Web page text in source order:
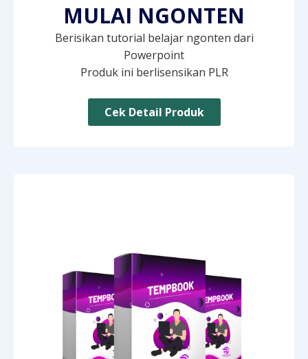
MULAI NGONTEN
Berisikan tutorial belajar ngonten dari
Powerpoint
Produk ini berlisensikan PLR
Cek Detail Produk